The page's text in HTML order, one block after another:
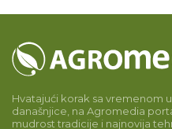
Hvatajući korak sa vremenom
današnjice, na Agromedia
mudrost tradicije i najnovija